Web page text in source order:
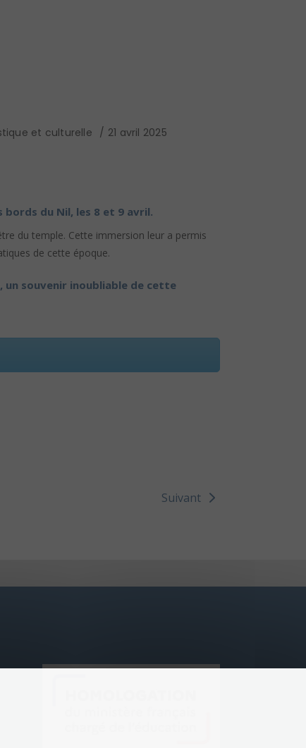
et culturelle 21 avril 2025
bords du Nil, les 8 et 9 avril.
du temple. Cette immersion leur a permis
de cette époque.
un souvenir inoubliable de cette
Suivant